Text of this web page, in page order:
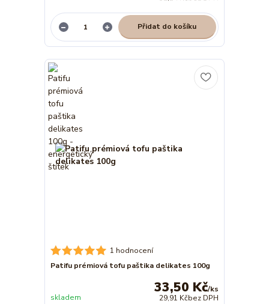
Přidat do košíku
1 hodnocení
Patifu prémiová tofu paštika delikates 100g
33,50 Kč/ks
29,91 Kčbez DPH
skladem